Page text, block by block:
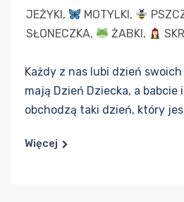
JEŻYKI, MOTYLKI,
SŁONECZKA, ŻABKI,
Każdy z nas lubi dzień
mają Dzień Dziecka, a babcie
obchodzą taki dzień, który
Więcej